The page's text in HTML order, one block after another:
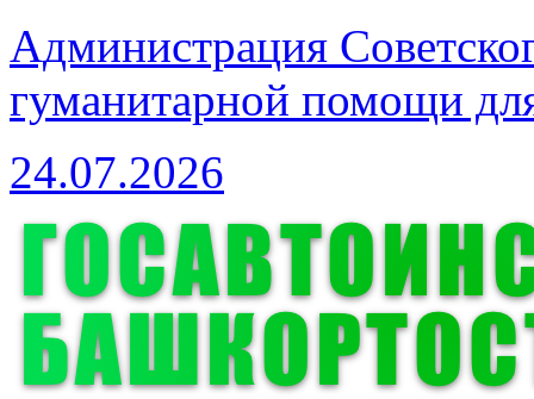
Администрация
гуманитарной помощи
24.07.2026